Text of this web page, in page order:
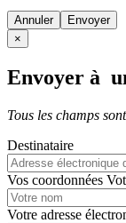
Annuler
×
Envoyer à
Tous les champs
Destinataire
Vos coordonnées
Votre adresse